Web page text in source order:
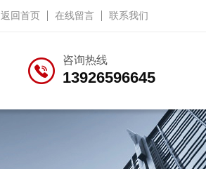
返回首页 在线留言 联系我们
咨询热线
13926596645